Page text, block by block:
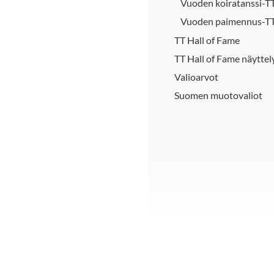
Vuoden koiratanssi-
Vuoden paimennus-
TT Hall of Fame
TT Hall of Fame
Valioarvot
Suomen muotovaliot